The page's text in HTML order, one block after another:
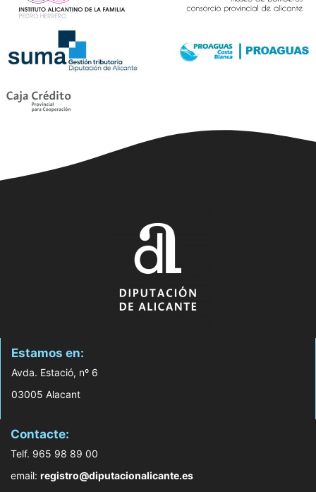
Estamos en:
Avda. Estació, nº 6
03005 Alacant
Contacte:
Telf. 965 98 89 00
email: registro@diputacionalicante.es